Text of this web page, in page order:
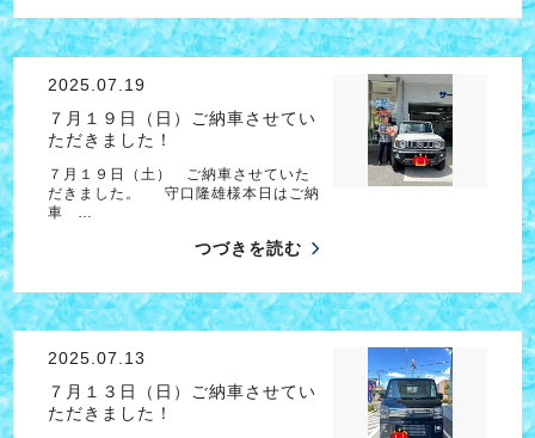
2025.07.19
７月１９日（日）ご納車させてい
ただきました！
７月１９日（土） ご納車させていた
だきました。 守口隆雄様本日はご納
車 …
つづきを読む
2025.07.13
７月１３日（日）ご納車させてい
ただきました！